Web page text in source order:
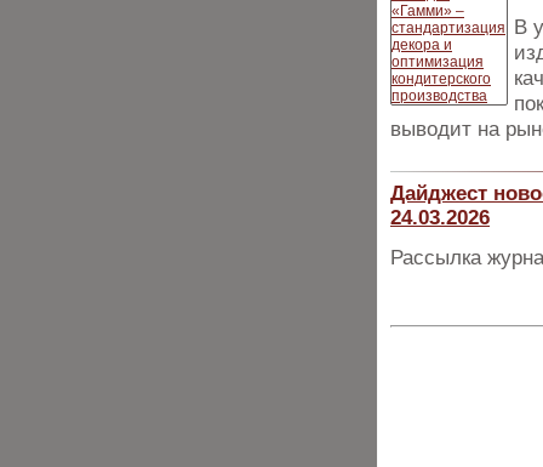
В
выводит на
Дайджест
24.03.2026
Рассылка